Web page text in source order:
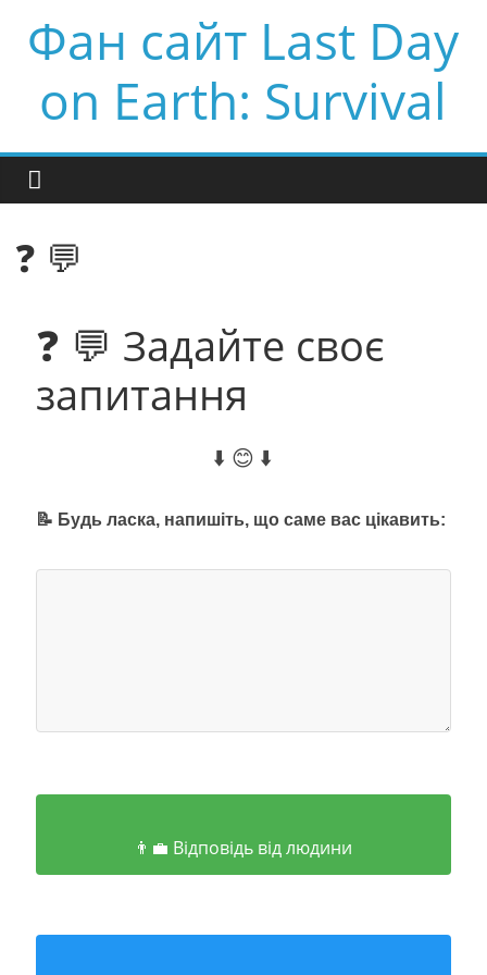
Фан сайт Last Day
on Earth: Survival
❓ 💬
❓ 💬 Задайте своє
запитання
⬇️ 😊 ⬇️
📝 Будь ласка, напишіть, що саме вас цікавить:
👨‍💼 Відповідь від людини